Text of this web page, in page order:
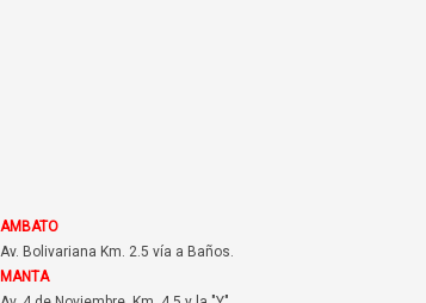
AMBATO
Av. Bolivariana Km. 2.5 vía a Baños.
MANTA